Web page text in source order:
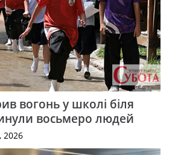
вогонь у школі біля
восьмеро людей
2026